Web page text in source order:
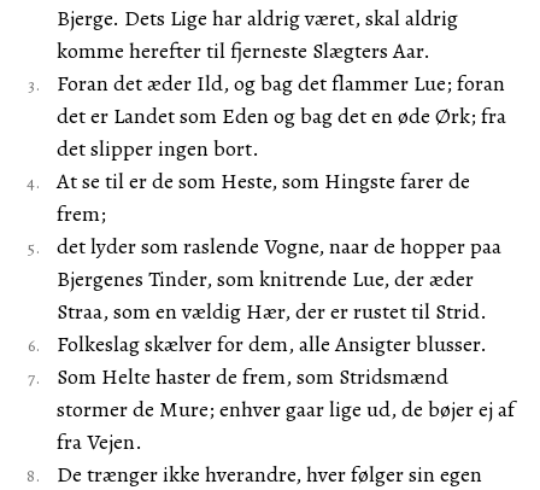
Bjerge. Dets Lige har aldrig været, skal aldrig
komme herefter til fjerneste Slægters Aar.
Foran det æder Ild, og bag det flammer Lue; foran
det er Landet som Eden og bag det en øde Ørk; fra
det slipper ingen bort.
At se til er de som Heste, som Hingste farer de
frem;
det lyder som raslende Vogne, naar de hopper paa
Bjergenes Tinder, som knitrende Lue, der æder
Straa, som en vældig Hær, der er rustet til Strid.
Folkeslag skælver for dem, alle Ansigter blusser.
Som Helte haster de frem, som Stridsmænd
stormer de Mure; enhver gaar lige ud, de bøjer ej af
fra Vejen.
De trænger ikke hverandre, hver følger sin egen